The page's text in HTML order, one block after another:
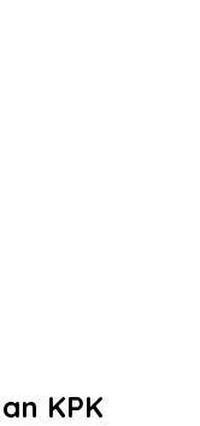
KPK